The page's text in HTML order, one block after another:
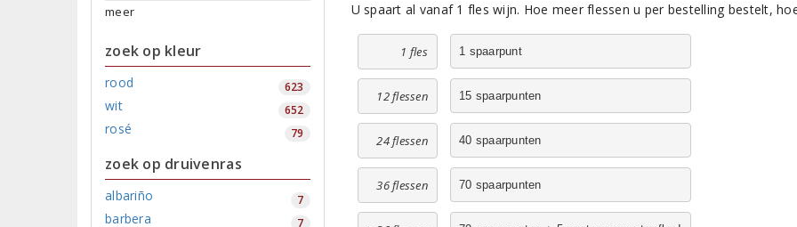
meer
zoek op kleur
rood 623
wit 652
rosé 79
zoek op druivenras
albariño 7
barbera 7
U spaart al vanaf 1 fles wijn. Hoe meer flessen u per bestelling bestelt,
1 fles 1 spaarpunt
12 flessen 15 spaarpunten
24 flessen 40 spaarpunten
36 flessen 70 spaarpunten